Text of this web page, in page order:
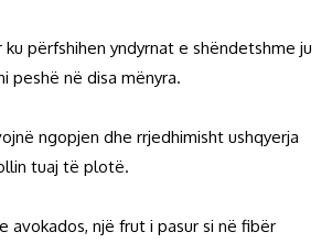
përfshihen yndyrnat e shëndetshme ju
peshë në disa mënyra.
ngopjen dhe rrjedhimisht ushqyerja
tuaj të plotë.
avokados, një frut i pasur si në fibër